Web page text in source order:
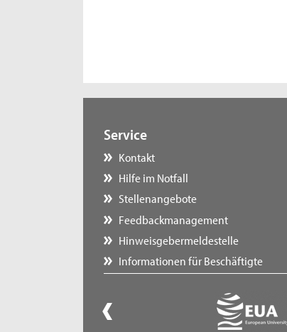
Service
Kontakt
Hilfe im Notfall
Stellenangebote
Feedbackmanagement
Hinweisgebermeldestelle
Informationen für Beschäftigte